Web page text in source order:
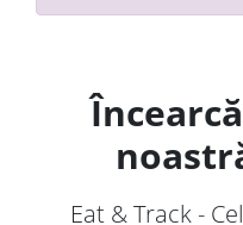
Eat & Track -